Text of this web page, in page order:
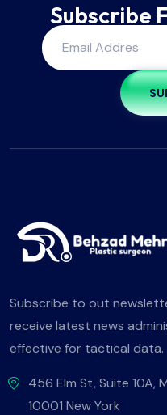
Subscribe
Subscribe to out
receive latest news
effective for tactical data.
456 Elm St, Suite 10A,
10001 New York